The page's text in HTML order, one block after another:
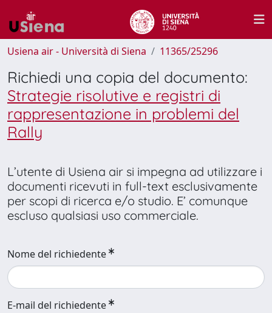
Usiena air - Università di Siena 11365/25296
Richiedi una copia del documento:
Strategie risolutive e registri di
rappresentazione in problemi del
Rally
L’utente di Usiena air si impegna ad utilizzare i
documenti ricevuti in full-text esclusivamente
per scopi di ricerca e/o studio. E’ comunque
escluso qualsiasi uso commerciale.
Nome del richiedente
E-mail del richiedente